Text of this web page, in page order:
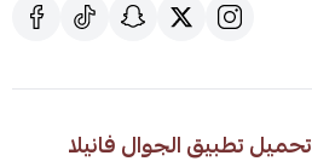
تحميل تطبيق الجوال فانيلا